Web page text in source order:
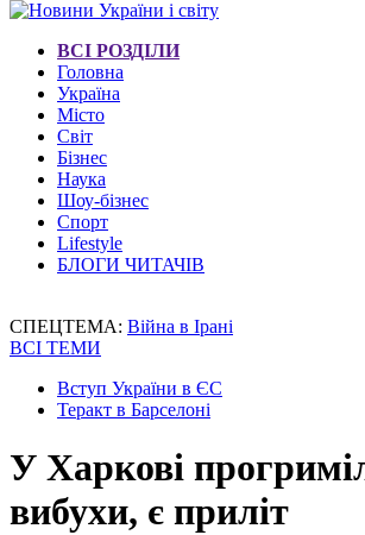
ВСІ РОЗДІЛИ
Головна
Україна
Місто
Світ
Бізнес
Наука
Шоу-бізнес
Спорт
Lifestyle
БЛОГИ ЧИТАЧІВ
СПЕЦТЕМА: Війна в Ірані
ВСІ ТЕМИ
Вступ України в ЄС
Теракт в Барселоні
У Харкові
вибухи, є приліт